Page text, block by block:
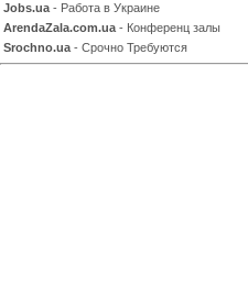
Jobs.ua - Работа в Украине
ArendaZala.com.ua - Конференц залы
Srochno.ua - Срочно Требуются